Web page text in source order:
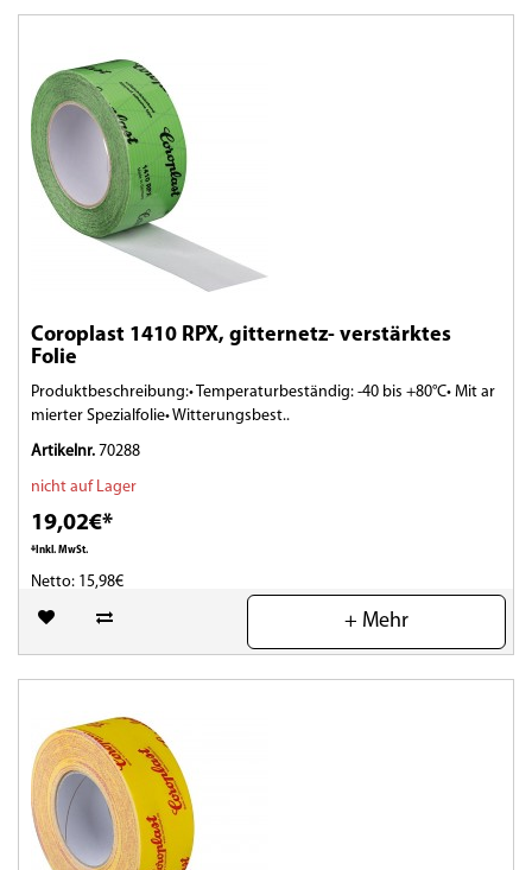
Coroplast 1410 RPX, gitternetz- verstärktes
Folie
Produktbeschreibung:• Temperaturbeständig: -40 bis +80°C• Mit ar
mierter Spezialfolie• Witterungsbest..
Artikelnr. 70288
nicht auf Lager
19,02€*
*Inkl. MwSt.
Netto: 15,98€
(0)
+ Mehr